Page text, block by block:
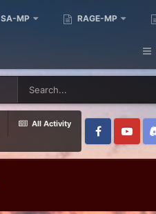
SA-MP RAGE-MP
All Activity